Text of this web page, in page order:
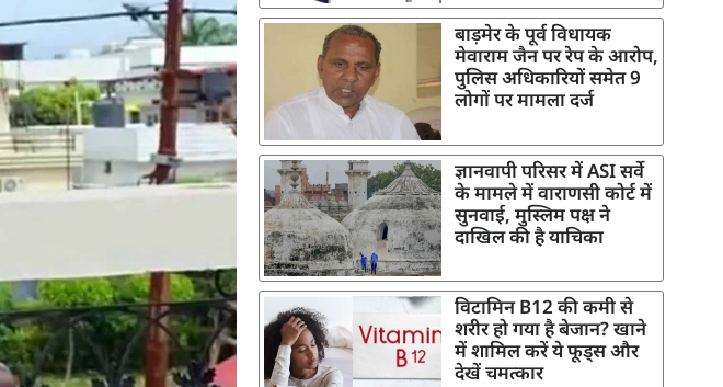
बाड़मेर के पूर्व विधायक
मेवाराम जैन पर रेप के आरोप,
पुलिस अधिकारियों समेत 9
लोगों पर मामला दर्ज
ज्ञानवापी परिसर में ASI सर्वे
के मामले में वाराणसी कोर्ट में
सुनवाई, मुस्लिम पक्ष ने
दाखिल की है याचिका
विटामिन B12 की कमी से
शरीर हो गया है बेजान? खाने
में शामिल करें ये फूड्स और
देखें चमत्कार